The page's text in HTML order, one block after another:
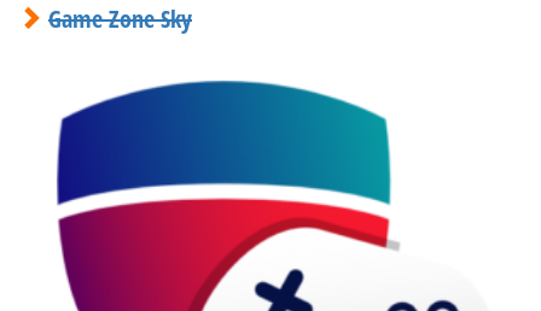
Game Zone Sky